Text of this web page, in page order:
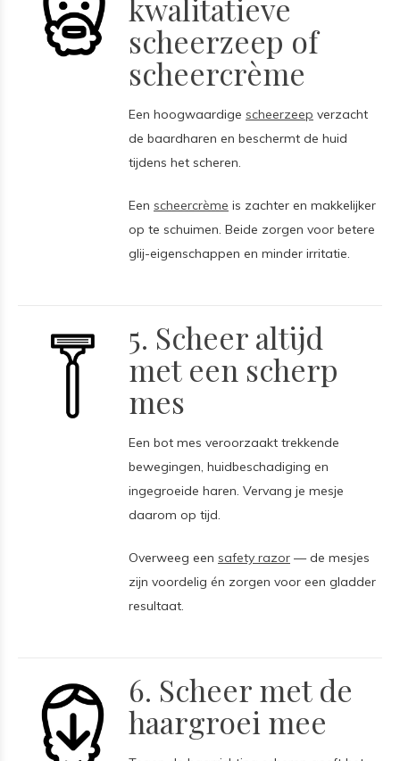
kwalitatieve
scheerzeep of
scheercrème
Een hoogwaardige scheerzeep verzacht
de baardharen en beschermt de huid
tijdens het scheren.
Een scheercrème is zachter en makkelijker
op te schuimen. Beide zorgen voor betere
glij-eigenschappen en minder irritatie.
5. Scheer altijd
met een scherp
mes
Een bot mes veroorzaakt trekkende
bewegingen, huidbeschadiging en
ingegroeide haren. Vervang je mesje
daarom op tijd.
Overweeg een safety razor — de mesjes
zijn voordelig én zorgen voor een gladder
resultaat.
6. Scheer met de
haargroei mee